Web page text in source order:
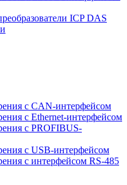
ICP DAS
с CAN-интерфейсом
с Ethernet-интерфейсом
с PROFIBUS-
с USB-интерфейсом
с интерфейсом RS-485